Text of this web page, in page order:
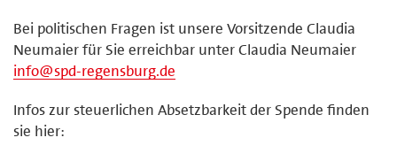
Bei politischen Fragen ist unsere Vorsitzende Claudia
Neumaier für Sie erreichbar unter Claudia Neumaier
info@spd-regensburg.de
Infos zur steuerlichen Absetzbarkeit der Spende finden
sie hier: